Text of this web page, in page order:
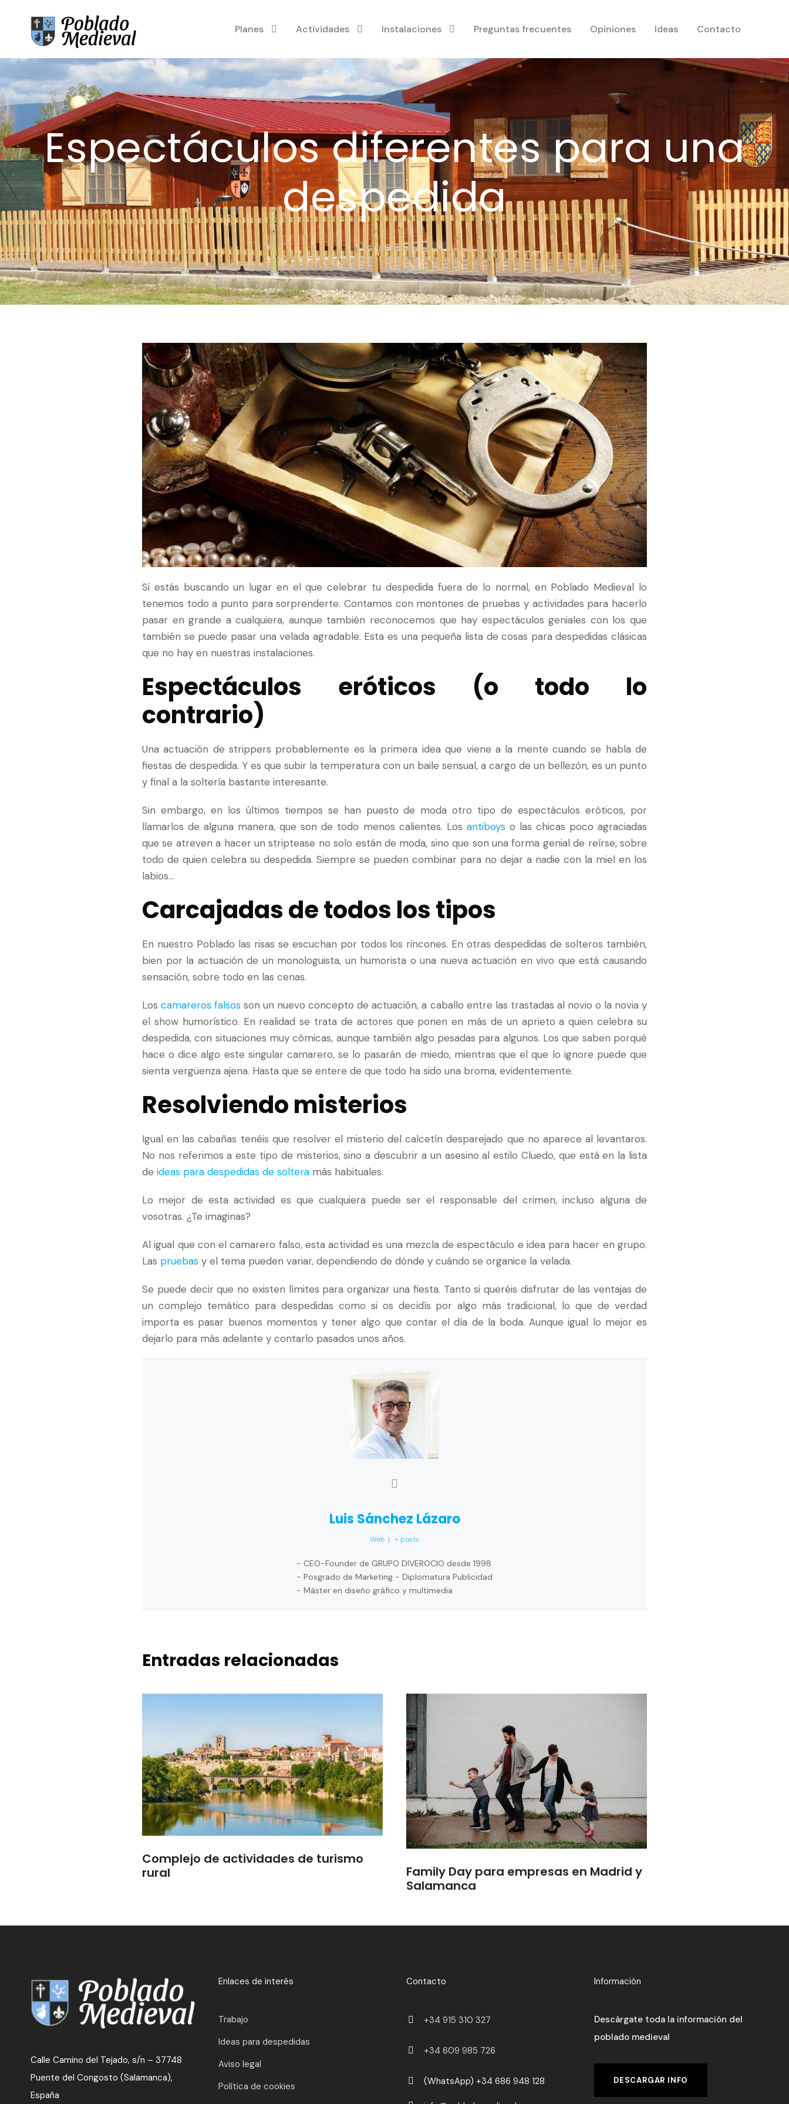
Planes Actividades Instalaciones Preguntas frecuentes Opiniones Ideas Contacto
Espectáculos diferentes para una
despedida
Si estás buscando un lugar en el que celebrar tu despedida fuera de lo normal, en Poblado Medieval lo
tenemos todo a punto para sorprenderte. Contamos con montones de pruebas y actividades para hacerlo
pasar en grande a cualquiera, aunque también reconocemos que hay espectáculos geniales con los que
también se puede pasar una velada agradable. Esta es una pequeña lista de cosas para despedidas clásicas
que no hay en nuestras instalaciones.
Espectáculos eróticos (o todo lo
contrario)
Una actuación de strippers probablemente es la primera idea que viene a la mente cuando se habla de
fiestas de despedida. Y es que subir la temperatura con un baile sensual, a cargo de un bellezón, es un punto
y final a la soltería bastante interesante.
Sin embargo, en los últimos tiempos se han puesto de moda otro tipo de espectáculos eróticos, por
llamarlos de alguna manera, que son de todo menos calientes. Los antiboyso las chicas poco agraciadas
que se atreven a hacer un striptease no solo están de moda, sino que son una forma genial de reírse, sobre
todo de quien celebra su despedida. Siempre se pueden combinar para no dejar a nadie con la miel en los
labios…
Carcajadas de todos los tipos
En nuestro Poblado las risas se escuchan por todos los rincones. En otras despedidas de solteros también,
bien por la actuación de un monologuista, un humorista o una nueva actuación en vivo que está causando
sensación, sobre todo en las cenas.
Loscamareros falsos son un nuevo concepto de actuación, a caballo entre las trastadas al novio o la novia y
el show humorístico. En realidad se trata de actores que ponen en más de un aprieto a quien celebra su
despedida, con situaciones muy cómicas, aunque también algo pesadas para algunos. Los que saben porqué
hace o dice algo este singular camarero, se lo pasarán de miedo, mientras que el que lo ignore puede que
sienta vergüenza ajena. Hasta que se entere de que todo ha sido una broma, evidentemente.
Resolviendo misterios
Igual en las cabañas tenéis que resolver el misterio del calcetín desparejado que no aparece al levantaros.
No nos referimos a este tipo de misterios, sino a descubrir a un asesino al estilo Cluedo, que está en la lista
de ideas para despedidas de soltera más habituales.
Lo mejor de esta actividad es que cualquiera puede ser el responsable del crimen, incluso alguna de
vosotras. ¿Te imaginas?
Al igual que con el camarero falso, esta actividad es una mezcla de espectáculo e idea para hacer en grupo.
Las pruebas y el tema pueden variar, dependiendo de dónde y cuándo se organice la velada.
Se puede decir que no existen límites para organizar una fiesta. Tanto si queréis disfrutar de las ventajas de
un complejo temático para despedidas como si os decidís por algo más tradicional, lo que de verdad
importa es pasar buenos momentos y tener algo que contar el día de la boda. Aunque igual lo mejor es
dejarlo para más adelante y contarlo pasados unos años.
Luis Sánchez Lázaro
Web | + posts
- CEO-Founder de GRUPO DIVEROCIO desde 1998
- Posgrado de Marketing - Diplomatura Publicidad
- Máster en diseño gráfico y multimedia
Entradas relacionadas
Complejo de actividades de turismo
rural
Family Day para empresas en Madrid y
Salamanca
Calle Camino del Tejado, s/n – 37748
Puente del Congosto (Salamanca),
España
Enlaces de interés
Trabajo
Ideas para despedidas
Aviso legal
Política de cookies
Contacto
+34 915 310 327
+34 609 985 726
(WhatsApp) +34 686 948 128
Información
Descárgate toda la información del
poblado medieval
DESCARGAR INFO